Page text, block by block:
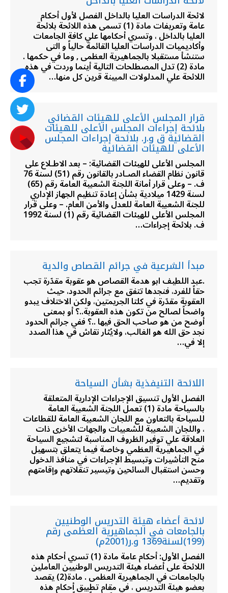
لائحة الدراسات العليا بالداخل الفصل لأول أحكام
عامة وتعريفات مادة (1) تسمى هذه اللائحة بلائحة
العليا بالداخل ، وتسري أحكامها علي كافة الجامعات
وأكاديميات الدراسات العليا القائمة حالياً و التى
ستنشأ مستقبلا بالجماهيرية العظمى , وما في حكمها .
مادة (2) تدل المصطلحات التالية أينما وردت في هذه
اللائحة علي المدلولات المبينة قرين كل منها…
قرار المجلس الأعلى للهيئات القضائي
بلائحة إجراءات المجلس الأعلى للهيئات
القضائية ق و.ر. بلائحة إجراءات المجلس
الأعلى للهيئات القضائية
المجلس الأعلى للهيئات القضائية: – بعد الاطـلاع على
قانون نظام القضاء الصـادر بالقانون رقم (51) لسنة 76
ف. – وعلى قرار أمانة اللجنة الشعبية العامة رقم (65)
لسنة 1429 ميلادية بشأن إعادة تنظيم الجهاز الإداري
للجنة الشعبية العامة للعدل والأمن العام. – وعلى قرار
المجلس الأعلى للهيئات القضائية رقم (1) لسنة 1992
ف. بلائحة إجراءات…
مبدأ الشرعية في جرائم القصاص والدية
.عبد اللطيف ابو هدمة القصاص هو عقوبة مقدّرة تجب
حقاً للفرد، فنجدها تتفق مع جرائم الحدود، حيث
العقوبة مقدّرة في كلتا الجريمتين، ولكن الاختلاف يبدو
واضحاً لصالح من تكون هذه العقوبة..؟ أو بمعنى
أوضح من هو صاحب الحق فيها ..؟ ففي جرائم الحدود
نجد حق الله هو الغالب، ولايُثار نقاش في هذا الصدد
إلا في…
اللائحة التنيفذية بشأن السياحة
الفصل الأول تنسيق الإجراءات الإدارية المتعلقة
بالسياحة مادة (1) تعمل اللجنة الشعبية العامة
للسياحة بالتعاون مع اللجان الشعبية العامة للقطاعات
، واللجان الشعبية للشعبيات والجهات الأخرى ذات
العلاقة علي توفير الظروف المناسبة لتشجيع السياحة
في الجماهيرية العظمي وخاصة فيما يتعلق بتسهيل
منح التأشيرات وتبسيط الإجراءات في منافذ الدخول
وحسن استقبال السائحين وتيسير تنقلاتهم وإقامتهم
وتقديم…
لائحة أعضاء هيئة التدريس الوطنيين
بالجامعات في الجماهيرية العظمى رقم
(199)لسنة1369 و.ر(2001م)
الفصل الأول: أحكام عامة مادة (1) تسري أحكام هذه
اللائحة على أعضاء هيئة التدريس الوطنيين العاملين
بالجامعات في الجماهيرية العظمى . مادة(2) يقصد
بعضو هيئة التدريس ، في مقام تطبيق أحكام هذه